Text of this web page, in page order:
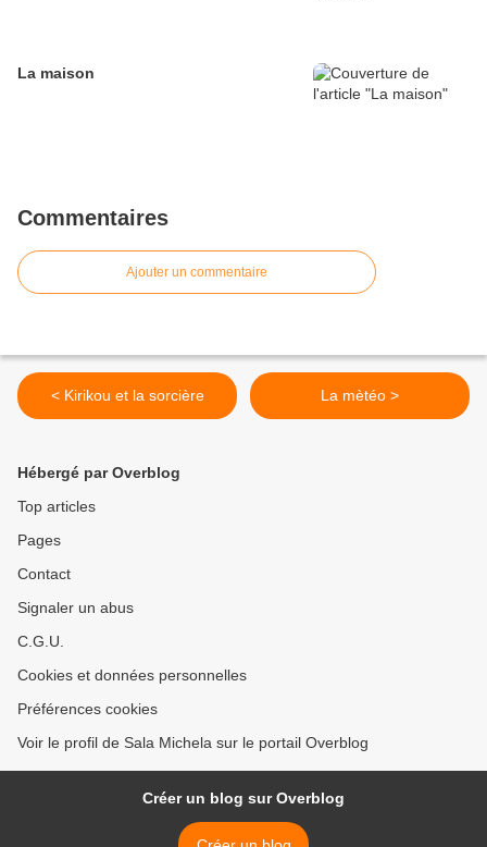
La maison
Commentaires
Ajouter un commentaire
< Kirikou et la sorcière La mètéo >
Hébergé par Overblog
Top articles
Pages
Contact
Signaler un abus
C.G.U.
Cookies et données personnelles
Préférences cookies
Voir le profil de Sala Michela sur le portail Overblog
Créer un blog sur Overblog